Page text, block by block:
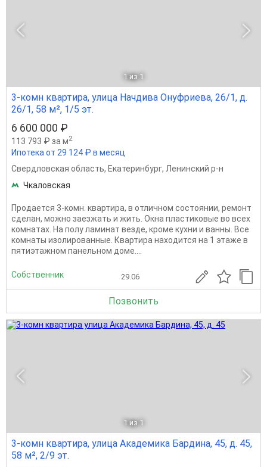
1 из 1
3-комн квартира, улица Начдива Онуфриева, 26/1, д.
26/1, 58 м², 1/5 эт.
6 600 000 ₽
113 793 ₽ за м2
Ипотека от 29 124 ₽ в месяц
Свердловская область, Екатеринбург, Ленинский р-н
Чкаловская
Продается 3-комн. квартира, в отличном состоянии, ремонт
сделан, можно заезжать и жить. Окна пластиковые во всех
комнатах. На полу ламинат везде, кроме кухни и ванны. Все
комнаты изолированные. Квартира находится на 1 этаже в
пятиэтажном панельном доме....
Собственник 29.06
Позвонить
1 из 1
3-комн квартира, улица Академика Бардина, 45, д. 45,
58 м², 2/9 эт.